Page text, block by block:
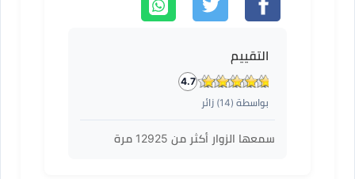
التقييم
4.7
بواسطة (14) زائر
سمعها الزوار أكثر من 12925 مرة